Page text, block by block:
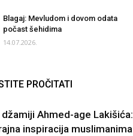
Blagaj: Mevludom i dovom odata
počast šehidima
14.07.2026.
PROČITATI
Ahmed-age Lakišića:
inspiracija muslimanima